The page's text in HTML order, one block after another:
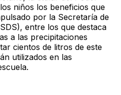
niños los beneficios que
por la Secretaría de
entre los que destaca
a las precipitaciones
cientos de litros de este
utilizados en las